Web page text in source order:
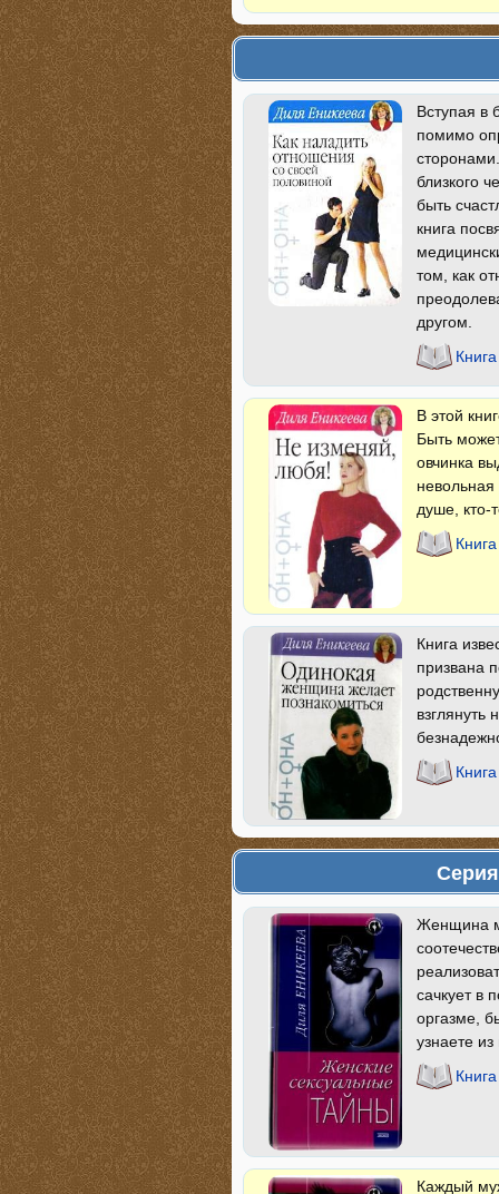
Вступая в
помимо
близкого
быть
книга
том, как
другом.
В этой
Быть
овчинка
душе, кто-
Книга
призвана
взглянуть
Женщина
сачкует в
оргазме,
узнаете
Каждый